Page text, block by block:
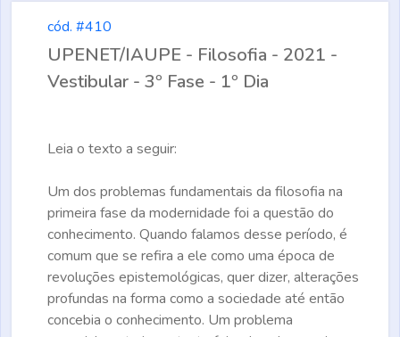
cód. #410
UPENET/IAUPE - Filosofia - 2021 -
Vestibular - 3º Fase - 1º Dia
Leia o texto a seguir:
Um dos problemas fundamentais da filosofia na
primeira fase da modernidade foi a questão do
conhecimento. Quando falamos desse período, é
comum que se refira a ele como uma época de
revoluções epistemológicas, quer dizer, alterações
profundas na forma como a sociedade até então
concebia o conhecimento. Um problema